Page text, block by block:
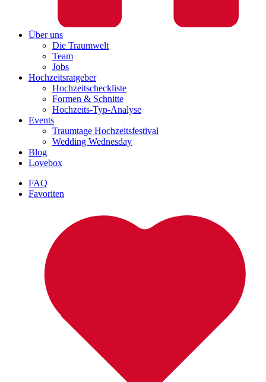
Über uns
Die Traumwelt
Team
Jobs
Hochzeitsratgeber
Hochzeitscheckliste
Formen & Schnitte
Hochzeits-Typ-Analyse
Events
Traumtage Hochzeitsfestival
Wedding Wednesday
Blog
Lovebox
FAQ
Favoriten